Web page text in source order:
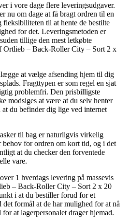
i vore dage flere leveringsudgaver.
nu om dage at få bragt ordren til en
fleksibiliteten til at hente de bestilte
for det. Leveringsmetoden er
tillige den mest letkøbte
Ortlieb – Back-Roller City – Sort 2 x
at vælge afsending hjem til dig
Fragttypen er som regel en sjat
problemfri. Den prisbilligste
modsiges at være at du selv henter
du befinder dig lige ved internet
til bag er naturligvis virkelig
behov for ordren om kort tid, og i det
at du checker den forventede
vare.
1 hverdags levering på massevis
– Back-Roller City – Sort 2 x 20
i at du bestiller forud for et
formål at de har mulighed for at nå
at lagerpersonalet drager hjemad.